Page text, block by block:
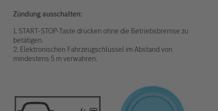
Zündung ausschalten:
1. START-STOP-Taste drücken ohne die Betriebsbremse zu
betätigen.
2. Elektronischen Fahrzeugschlüssel im Abstand von
mindestens 5 m verwahren.